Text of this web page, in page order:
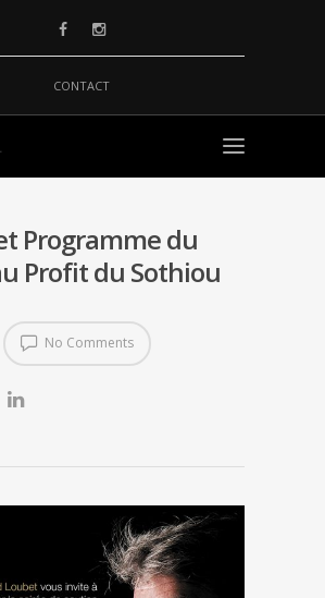
CONTACT
Programme du
Profit du Sothiou
No Comments